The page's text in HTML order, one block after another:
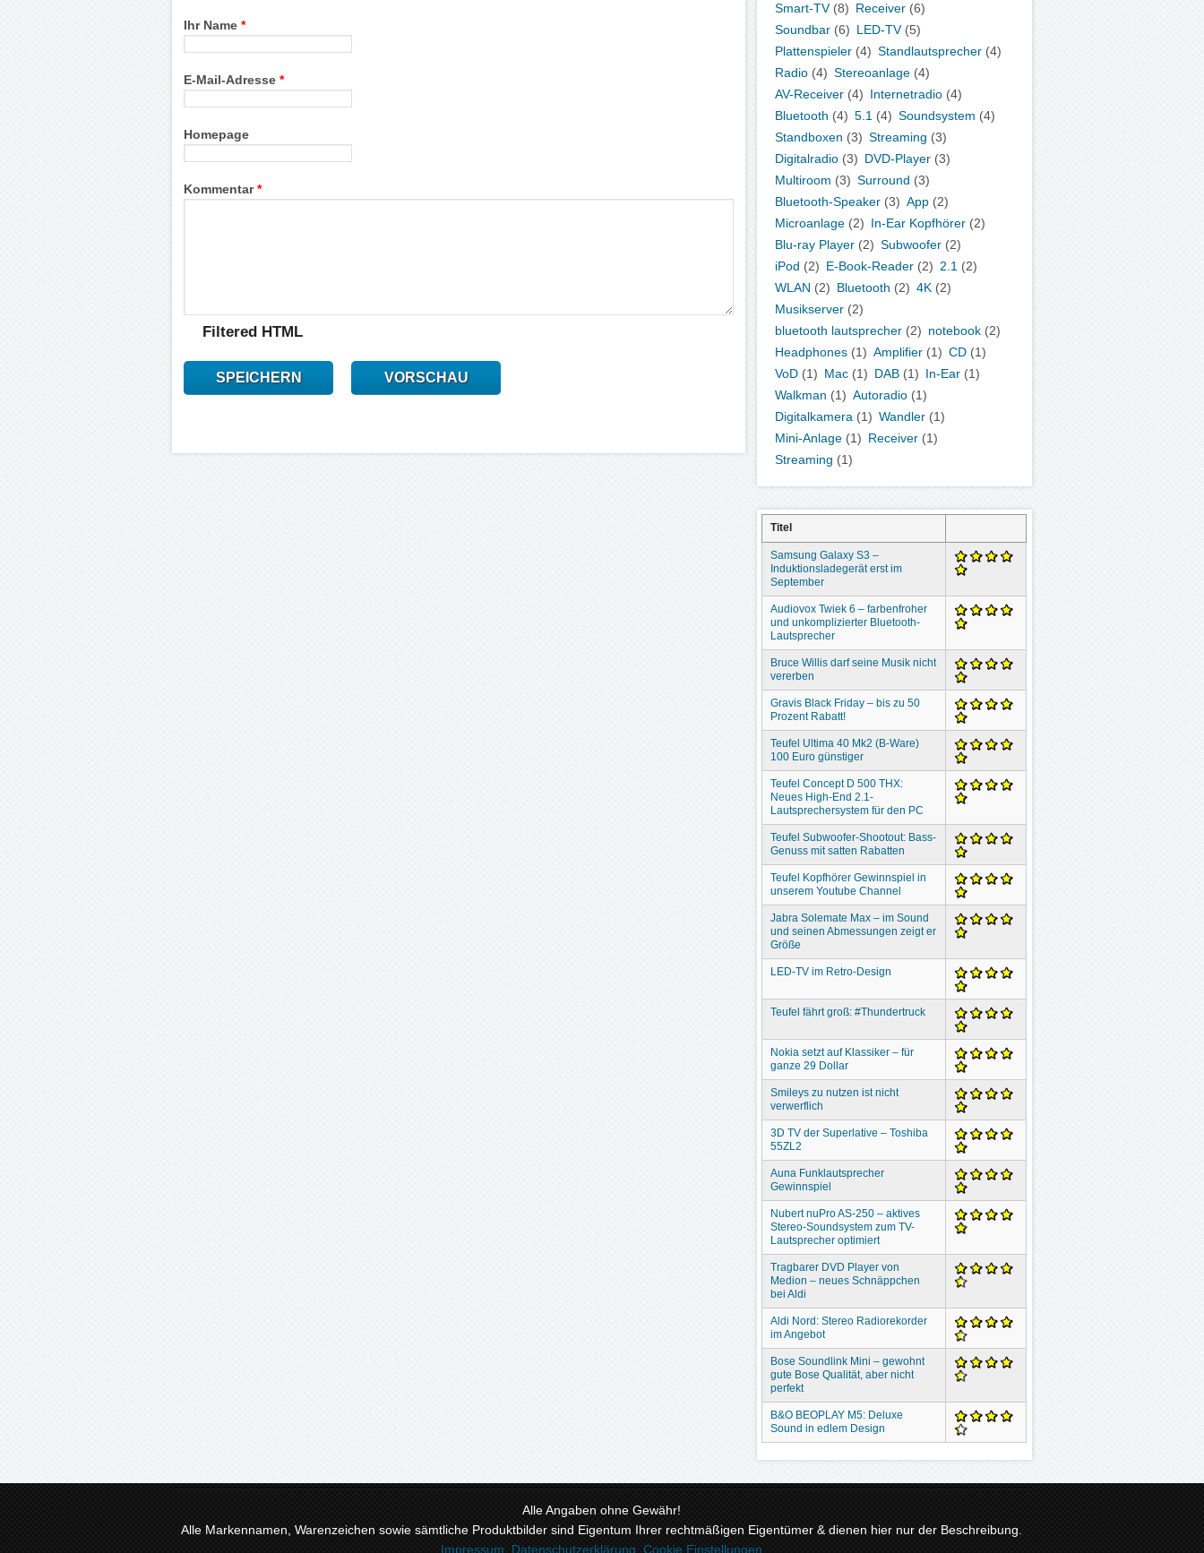
Ihr Name*
E-Mail-Adresse*
Homepage
Kommentar*
Filtered HTML
SPEICHERN VORSCHAU
Smart-TV (8) Receiver (6)
Soundbar (6) LED-TV (5)
Plattenspieler (4) Standlautsprecher (4)
Radio (4) Stereoanlage (4)
AV-Receiver (4) Internetradio (4)
Bluetooth (4) 5.1 (4) Soundsystem (4)
Standboxen (3) Streaming (3)
Digitalradio (3) DVD-Player (3)
Multiroom (3) Surround (3)
Bluetooth-Speaker (3) App (2)
Microanlage (2) In-Ear Kopfhörer (2)
Blu-ray Player (2) Subwoofer (2)
iPod (2) E-Book-Reader (2) 2.1 (2)
WLAN (2) Bluetooth (2) 4K (2)
Musikserver (2)
bluetooth lautsprecher (2) notebook (2)
Headphones (1) Amplifier (1) CD (1)
VoD (1) Mac (1) DAB (1) In-Ear (1)
Walkman (1) Autoradio (1)
Digitalkamera (1) Wandler (1)
Mini-Anlage (1) Receiver (1)
Streaming (1)
Titel
Samsung Galaxy S3 –
Induktionsladegerät erst im
September
Audiovox Twiek 6 – farbenfroher
und unkomplizierter Bluetooth-
Lautsprecher
Bruce Willis darf seine Musik nicht
vererben
Gravis Black Friday – bis zu 50
Prozent Rabatt!
Teufel Ultima 40 Mk2 (B-Ware)
100 Euro günstiger
Teufel Concept D 500 THX:
Neues High-End 2.1-
Lautsprechersystem für den PC
Teufel Subwoofer-Shootout: Bass-
Genuss mit satten Rabatten
Teufel Kopfhörer Gewinnspiel in
unserem Youtube Channel
Jabra Solemate Max – im Sound
und seinen Abmessungen zeigt er
Größe
LED-TV im Retro-Design
Teufel fährt groß: #Thundertruck
Nokia setzt auf Klassiker – für
ganze 29 Dollar
Smileys zu nutzen ist nicht
verwerflich
3D TV der Superlative – Toshiba
55ZL2
Auna Funklautsprecher
Gewinnspiel
Nubert nuPro AS-250 – aktives
Stereo-Soundsystem zum TV-
Lautsprecher optimiert
Tragbarer DVD Player von
Medion – neues Schnäppchen
bei Aldi
Aldi Nord: Stereo Radiorekorder
im Angebot
Bose Soundlink Mini – gewohnt
gute Bose Qualität, aber nicht
perfekt
B&O BEOPLAY M5: Deluxe
Sound in edlem Design
Alle Angaben ohne Gewähr!
Alle Markennamen, Warenzeichen sowie sämtliche Produktbilder sind Eigentum Ihrer rechtmäßigen Eigentümer & dienen hier nur der Beschreibung.
Impressum
Datenschutzerklärung ,Cookie Einstellungen